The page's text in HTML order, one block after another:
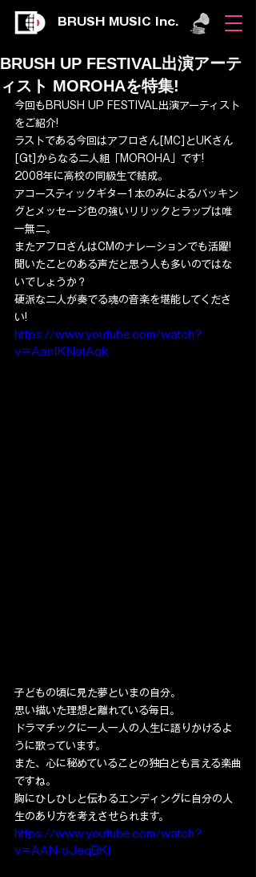
BRUSH MUSIC Inc.
BRUSH UP FESTIVAL出演アーテ
ィスト MOROHAを特集!
今回もBRUSH UP FESTIVAL出演アーティスト
をご紹介!
ラストである今回はアフロさん[MC]とUKさん
[Gt]からなる二人組「MOROHA」です!
2008年に高校の同級生で結成。
アコースティックギター1本のみによるバッキン
グとメッセージ色の強いリリックとラップは唯
一無二。
またアフロさんはCMのナレーションでも活躍!
聞いたことのある声だと思う人も多いのではな
いでしょうか？
硬派な二人が奏でる魂の音楽を堪能してくださ
い!
https://www.youtube.com/watch?
v=AanfKNatAqk
子どもの頃に見た夢といまの自分。
思い描いた理想と離れている毎日。
ドラマチックに一人一人の人生に語りかけるよ
うに歌っています。
また、心に秘めていることの独白とも言える楽曲
ですね。
胸にひしひしと伝わるエンディングに自分の人
生のあり方を考えさせられます。
https://www.youtube.com/watch?
v=AAN-oJeqBKI